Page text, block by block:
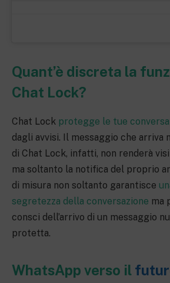
Quant’è discreta la
Chat Lock?
Chat Lock protegge le tue
dagli avvisi. Il messaggio che arriva
di Chat Lock, infatti, non renderà
ma soltanto la notifica del proprio
di misura non soltanto garantisce
segretezza della conversazione ma
consci dell’arrivo di un messaggio
protetta.
WhatsApp verso il